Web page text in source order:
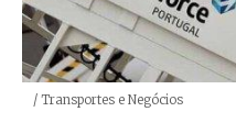
Créditos
/ Transportes e Negócios